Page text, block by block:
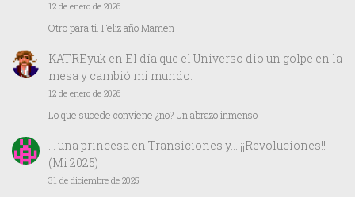
12 de enero de 2026
Otro para ti. Feliz año Mamen
KATREyuken El día que el Universo dio un golpe en la
mesa y cambió mi mundo.
12 de enero de 2026
Lo que sucede conviene ¿no? Un abrazo inmenso
… una princesaen Transiciones y… ¡¡Revoluciones!!
(Mi 2025)
31 de diciembre de 2025